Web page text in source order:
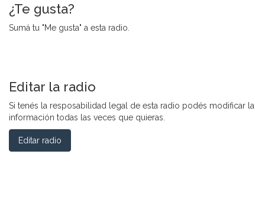
¿Te gusta?
Sumá tu "Me gusta" a esta radio.
Editar la radio
Si tenés la resposabilidad legal de esta radio podés modificar la
información todas las veces que quieras.
Editar radio